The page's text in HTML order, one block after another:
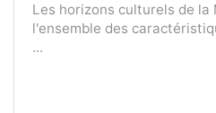
Les horizons culturels de la
l'ensemble des
...